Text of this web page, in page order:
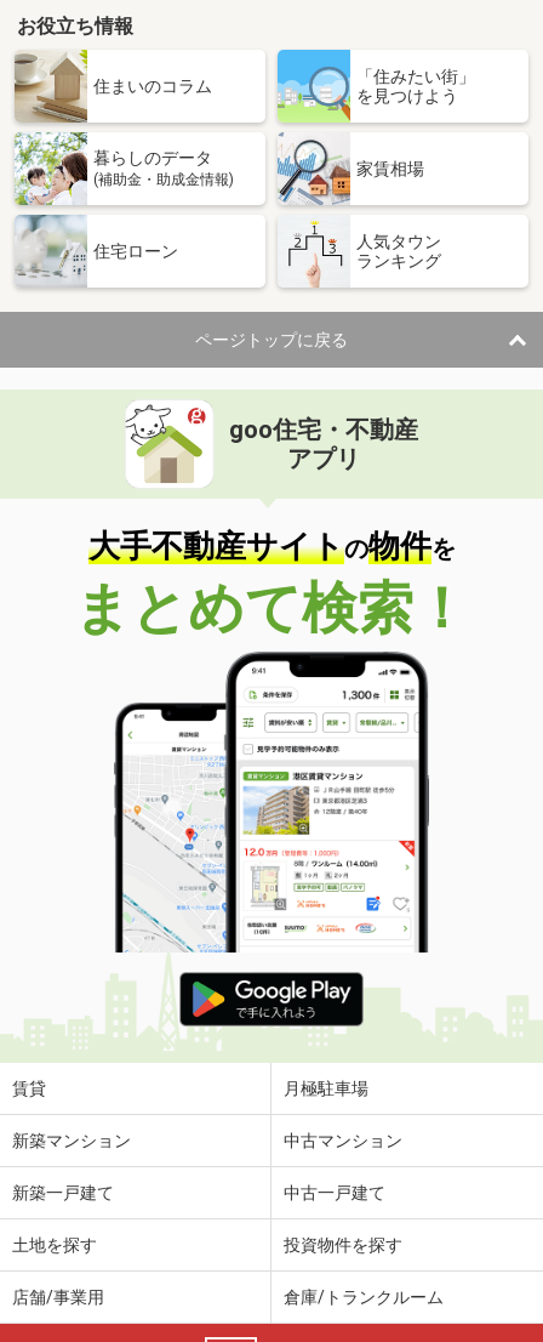
お役立ち情報
住まいのコラム
「住みたい街」
を見つけよう
暮らしのデータ
(補助金・助成金情報)
家賃相場
住宅ローン
人気タウン
ランキング
ページトップに戻る
goo住宅・不動産
アプリ
大手不動産サイトの物件を
まとめて検索！
賃貸 月極駐車場
新築マンション 中古マンション
新築一戸建て 中古一戸建て
土地を探す 投資物件を探す
店舗/事業用 倉庫/トランクルーム